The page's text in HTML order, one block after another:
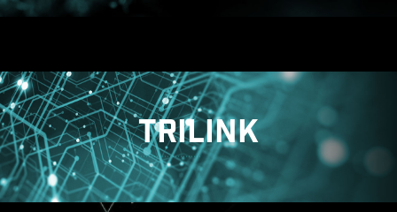
TRILINK